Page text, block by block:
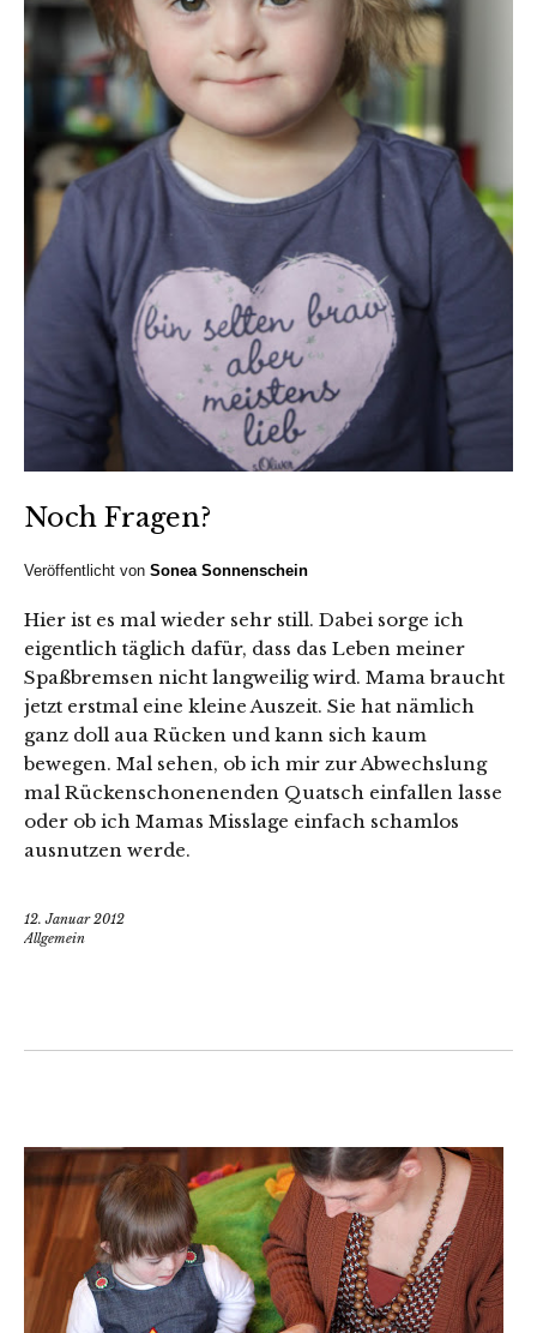
Noch Fragen?
Veröffentlicht von Sonea Sonnenschein
Hier ist es mal wieder sehr still. Dabei sorge ich
eigentlich täglich dafür, dass das Leben meiner
Spaßbremsen nicht langweilig wird. Mama braucht
jetzt erstmal eine kleine Auszeit. Sie hat nämlich
ganz doll aua Rücken und kann sich kaum
bewegen. Mal sehen, ob ich mir zur Abwechslung
mal Rückenschonenenden Quatsch einfallen lasse
oder ob ich Mamas Misslage einfach schamlos
ausnutzen werde.
12. Januar 2012
Allgemein